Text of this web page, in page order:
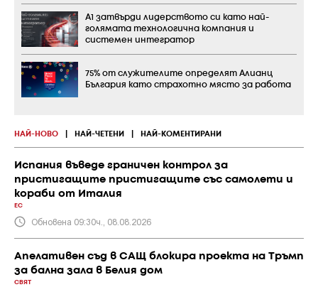
НАЙ-НОВО НАЙ-ЧЕТЕНИ НАЙ-КОМЕНТИРАНИ
Испания въведе граничен контрол за
пристигащите пристигащите със самолети и
кораби от Италия
ЕС
Обновена 09:30ч., 08.08.2026
Апелативен съд в САЩ блокира проекта на Тръмп
за бална зала в Белия дом
СВЯТ
А1 затвърди лидерството си като най-
голямата технологична компания и
системен интегратор
75% от служителите определят Алианц
България като страхотно място за работа